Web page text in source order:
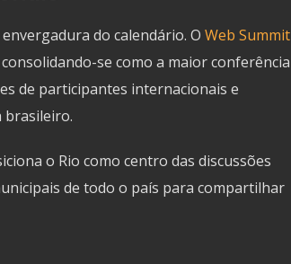
do calendário. O Web Summit
se como a maior conferência
de participantes internacionais e
brasileiro.
o Rio como centro das discussões
de todo o país para compartilhar